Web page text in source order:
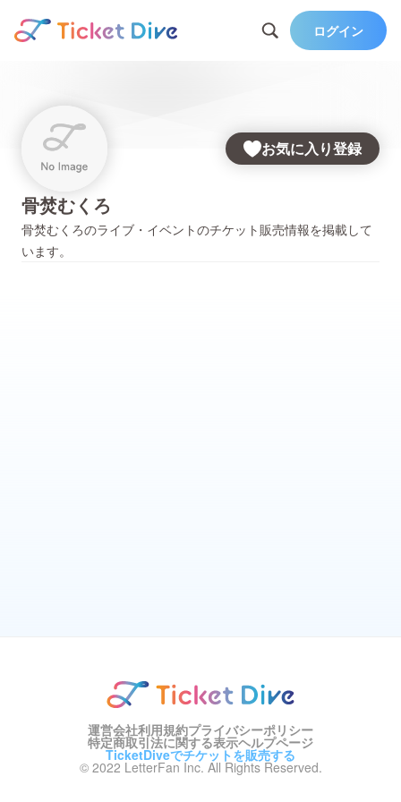
ログイン
お気に入り登録
骨焚むくろ
骨焚むくろのライブ・イベントのチケット販売情報を掲載して
います。
運営会社利用規約プライバシーポリシー
特定商取引法に関する表示ヘルプページ
TicketDiveでチケットを販売する
© 2022 LetterFan Inc. All Rights Reserved.